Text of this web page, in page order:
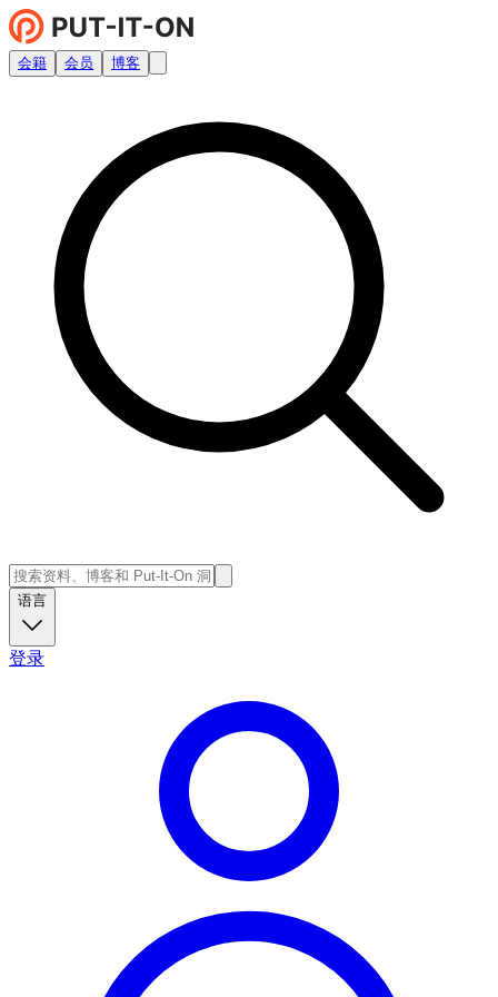
会籍 会员 博客
语言
登录